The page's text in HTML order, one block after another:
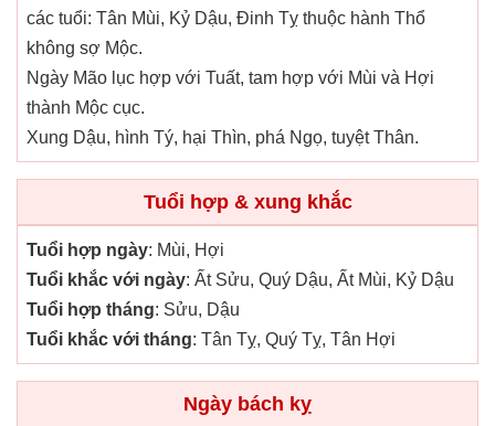
các tuổi: Tân Mùi, Kỷ Dậu, Đinh Tỵ thuộc hành Thổ
không sợ Mộc.
Ngày Mão lục hợp với Tuất, tam hợp với Mùi và Hợi
thành Mộc cục.
Xung Dậu, hình Tý, hại Thìn, phá Ngọ, tuyệt Thân.
Tuổi hợp & xung khắc
Tuổi hợp ngày: Mùi, Hợi
Tuổi khắc với ngày: Ất Sửu, Quý Dậu, Ất Mùi, Kỷ Dậu
Tuổi hợp tháng: Sửu, Dậu
Tuổi khắc với tháng: Tân Tỵ, Quý Tỵ, Tân Hợi
Ngày bách kỵ